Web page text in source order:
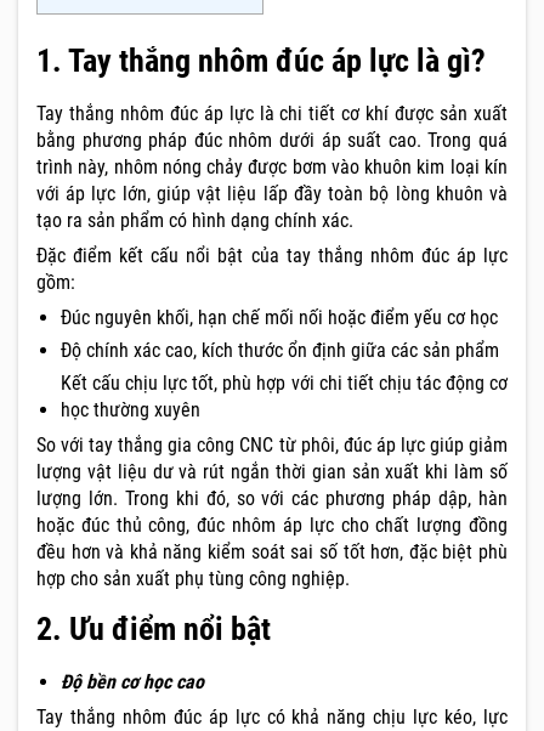
1. Tay thắng nhôm đúc áp lực là gì?
Tay thắng nhôm đúc áp lực là chi tiết cơ khí được sản xuất
bằng phương pháp đúc nhôm dưới áp suất cao. Trong quá
trình này, nhôm nóng chảy được bơm vào khuôn kim loại kín
với áp lực lớn, giúp vật liệu lấp đầy toàn bộ lòng khuôn và
tạo ra sản phẩm có hình dạng chính xác.
Đặc điểm kết cấu nổi bật của tay thắng nhôm đúc áp lực
gồm:
Đúc nguyên khối, hạn chế mối nối hoặc điểm yếu cơ học
Độ chính xác cao, kích thước ổn định giữa các sản phẩm
Kết cấu chịu lực tốt, phù hợp với chi tiết chịu tác động cơ
học thường xuyên
So với tay thắng gia công CNC từ phôi, đúc áp lực giúp giảm
lượng vật liệu dư và rút ngắn thời gian sản xuất khi làm số
lượng lớn. Trong khi đó, so với các phương pháp dập, hàn
hoặc đúc thủ công, đúc nhôm áp lực cho chất lượng đồng
đều hơn và khả năng kiểm soát sai số tốt hơn, đặc biệt phù
hợp cho sản xuất phụ tùng công nghiệp.
2. Ưu điểm nổi bật
Độ bền cơ học cao
Tay thắng nhôm đúc áp lực có khả năng chịu lực kéo, lực